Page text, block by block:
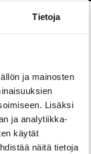
Tietoja
ja mainosten
Lisäksi
ja analytiikka-
käytät
näitä tietoja
salliessa
noin 1,6
maksuton
takana